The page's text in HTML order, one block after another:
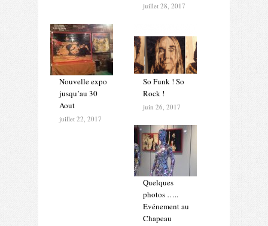
juillet 28, 2017
Nouvelle expo
jusqu’au 30
Aout
juillet 22, 2017
So Funk ! So
Rock !
juin 26, 2017
Quelques
photos …..
Evénement au
Chapeau